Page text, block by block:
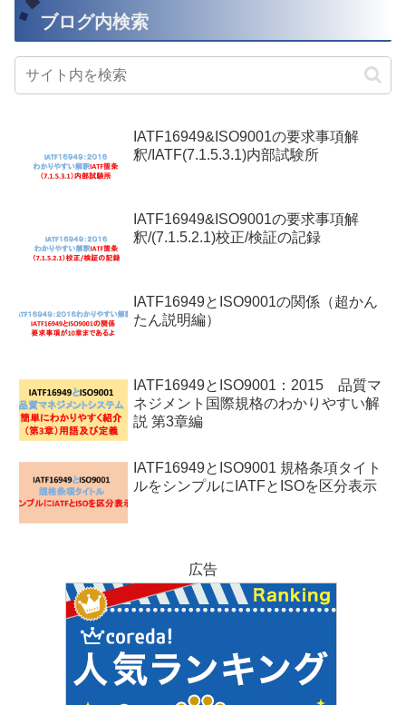
ブログ内検索
IATF16949&ISO9001の要求事項解
釈/IATF(7.1.5.3.1)内部試験所
IATF16949&ISO9001の要求事項解
釈/(7.1.5.2.1)校正/検証の記録
IATF16949とISO9001の関係（超かん
たん説明編）
IATF16949とISO9001：2015 品質マ
ネジメント国際規格のわかりやすい解
説 第3章編
IATF16949とISO9001 規格条項タイト
ルをシンプルにIATFとISOを区分表示
広告